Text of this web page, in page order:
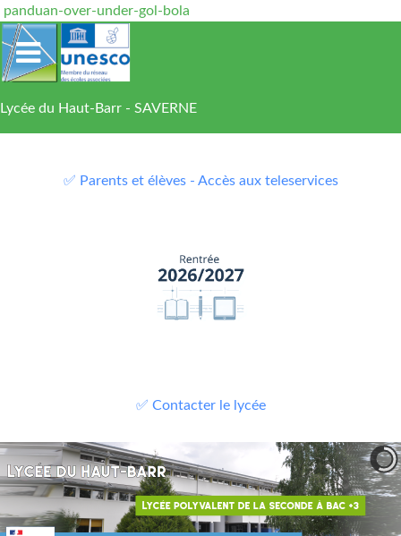
panduan-over-under-gol-bola
Lycée du Haut-Barr - SAVERNE
✅ Parents et élèves - Accès aux teleservices
✅ Contacter le lycée